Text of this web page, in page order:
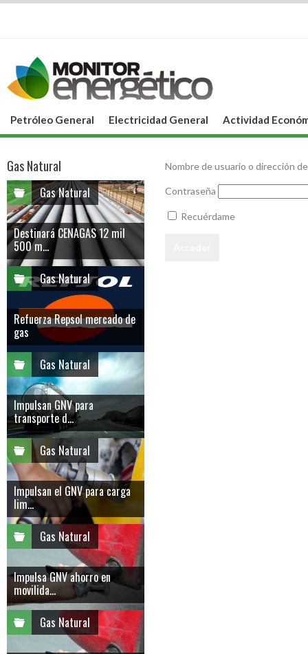
Petróleo General Electricidad General Actividad
Nombre de usuario o dirección
Contraseña
Recuérdame
Gas Natural
Gas Natural
Destinará CENAGAS 12 mil
500 m...
Gas Natural
Refuerza Repsol mercado de
gas
Gas Natural
Impulsan GNV para
transporte d...
Gas Natural
Impulsan el GNV para carga
lim...
Gas Natural
Impulsa GNV ahorro en
movilida...
Gas Natural